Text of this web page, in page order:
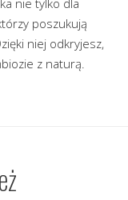
poszukują
niej odkryjesz,
z naturą.